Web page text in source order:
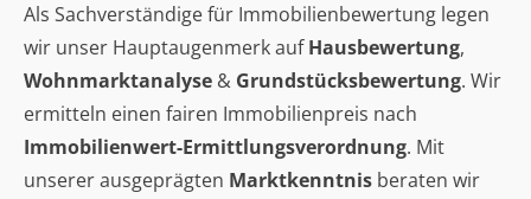
Als Sachverständige für Immobilienbewertung legen
wir unser Hauptaugenmerk aufHausbewertung,
Wohnmarktanalyse & Grundstücksbewertung. Wir
ermitteln einen fairen Immobilienpreis nach
Immobilienwert-Ermittlungsverordnung. Mit
unserer ausgeprägten Marktkenntnis beraten wir